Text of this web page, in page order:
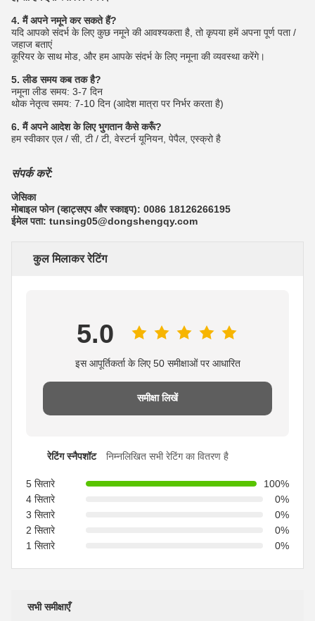
4. मैं अपने नमूने कर सकते हैं?
यदि आपको संदर्भ के लिए कुछ नमूने की आवश्यकता है, तो कृपया हमें अपना पूर्ण पता /
जहाज बताएं
कूरियर के साथ मोड, और हम आपके संदर्भ के लिए नमूना की व्यवस्था करेंगे।
5. लीड समय कब तक है?
नमूना लीड समय: 3-7 दिन
थोक नेतृत्व समय: 7-10 दिन (आदेश मात्रा पर निर्भर करता है)
6. मैं अपने आदेश के लिए भुगतान कैसे करूँ?
हम स्वीकार एल / सी, टी / टी, वेस्टर्न यूनियन, पेपैल, एस्क्रो है
संपर्क करें:
जेसिका
मोबाइल फोन (व्हाट्सएप और स्काइप): 0086 18126266195
ईमेल पता: tunsing05@dongshengqy.com
कुल मिलाकर रेटिंग
5.0
इस आपूर्तिकर्ता के लिए 50 समीक्षाओं पर आधारित
समीक्षा लिखें
रेटिंग स्नैपशॉट निम्नलिखित सभी रेटिंग का वितरण है
5 सितारे
100%
4 सितारे
0%
3 सितारे
0%
2 सितारे
0%
1 सितारे
0%
सभी समीक्षाएँ